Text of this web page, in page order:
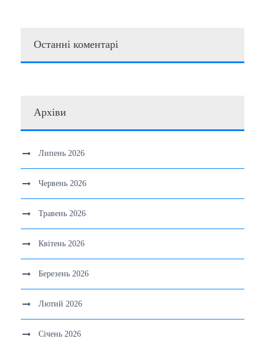
Останні коментарі
Архіви
Липень 2026
Червень 2026
Травень 2026
Квітень 2026
Березень 2026
Лютий 2026
Січень 2026